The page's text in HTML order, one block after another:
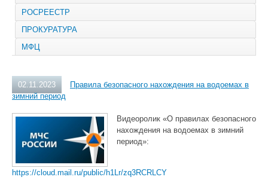
РОСРЕЕСТР
ПРОКУРАТУРА
МФЦ
02.11.2023
Правила безопасного нахождения на водоемах в
зимний период
Видеоролик «О правилах безопасного
нахождения на водоемах в зимний
период»:
https://cloud.mail.ru/public/h1Lr/zq3RCRLCY